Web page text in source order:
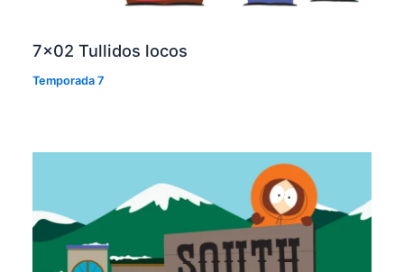
7×02 Tullidos locos
Temporada 7